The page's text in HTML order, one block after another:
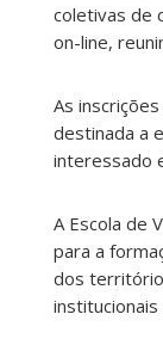
coletivas de
on-line,
As
destinada a
interessado
A Escola de
para a
dos
institucionais